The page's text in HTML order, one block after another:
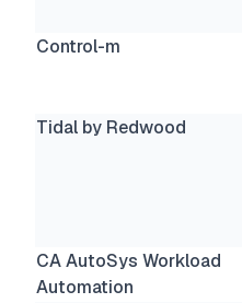
Control-m
Tidal by Redwood
CA AutoSys Workload
Automation